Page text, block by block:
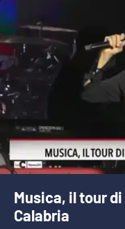
Le perfidie di
Venti di
STREAMING
LaC TV
LaC Network
LaC OnAir
Musica, il tour
Calabria